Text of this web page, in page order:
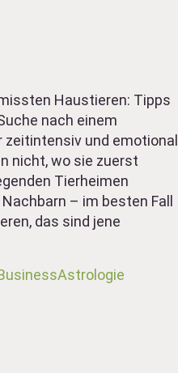
Haustieren: Tipps
nach einem
und emotional
nicht, wo sie zuerst
Tierheimen
– im besten Fall
das sind jene